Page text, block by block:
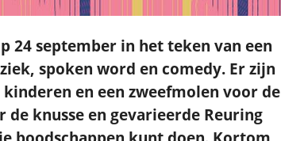
24 september in het teken van een
spoken word en comedy. Er zijn
en een zweefmolen voor de
knusse en gevarieerde Reuring